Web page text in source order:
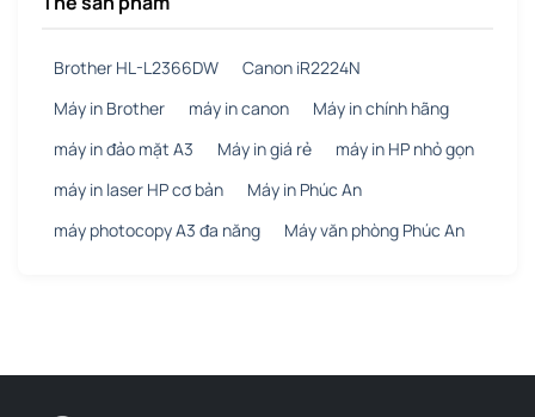
Brother HL-L2366DW
Canon iR2224N
Máy in Brother
máy in canon
Máy in chính hãng
máy in đảo mặt A3
Máy in giá rẻ
máy in HP nhỏ gọn
máy in laser HP cơ bản
Máy in Phúc An
máy photocopy A3 đa năng
Máy văn phòng Phúc An